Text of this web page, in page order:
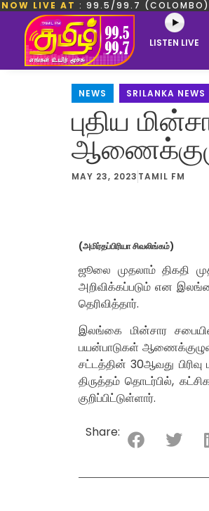
NOW LIVE AT : 99.5/99.7 (COLOMBO) |
LISTEN LIVE
NEWS SRILANKA NEWS
புதிய
MAY 23, 2023 TAMIL FM
(அமிர்தப்பிரியா சிவலிங்கம்)
ஜூலை முதலாம் திகதி
அறிவிக்கப்படும் என
தெரிவித்தார்.
இலங்கை மின்சார
பயன்பாடுகள்
சட்டத்தின் 30ஆவது
திருத்தம் தொடர்பில்,
குறிப்பிட்டுள்ளார்.
Share: